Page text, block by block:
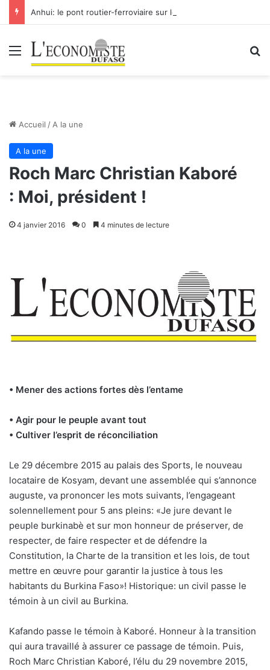
Menu
Accueil / A la une
A la une
Roch Marc Christian Kaboré
: Moi, président !
4 janvier 2016 0 4 minutes de lecture
• Mener des actions fortes dès l’entame
• Agir pour le peuple avant tout
• Cultiver l’esprit de réconciliation
Le 29 décembre 2015 au palais des Sports, le nouveau
locataire de Kosyam, devant une assemblée qui s’annonce
auguste, va prononcer les mots suivants, l’engageant
solennellement pour 5 ans pleins: «Je jure devant le
peuple burkinabè et sur mon honneur de préserver, de
respecter, de faire respecter et de défendre la
Constitution, la Charte de la transition et les lois, de tout
mettre en œuvre pour garantir la justice à tous les
habitants du Burkina Faso»! Historique: un civil passe le
témoin à un civil au Burkina.
Kafando passe le témoin à Kaboré. Honneur à la transition
qui aura travaillé à assurer ce passage de témoin. Puis,
Roch Marc Christian Kaboré, l’élu du 29 novembre 2015,